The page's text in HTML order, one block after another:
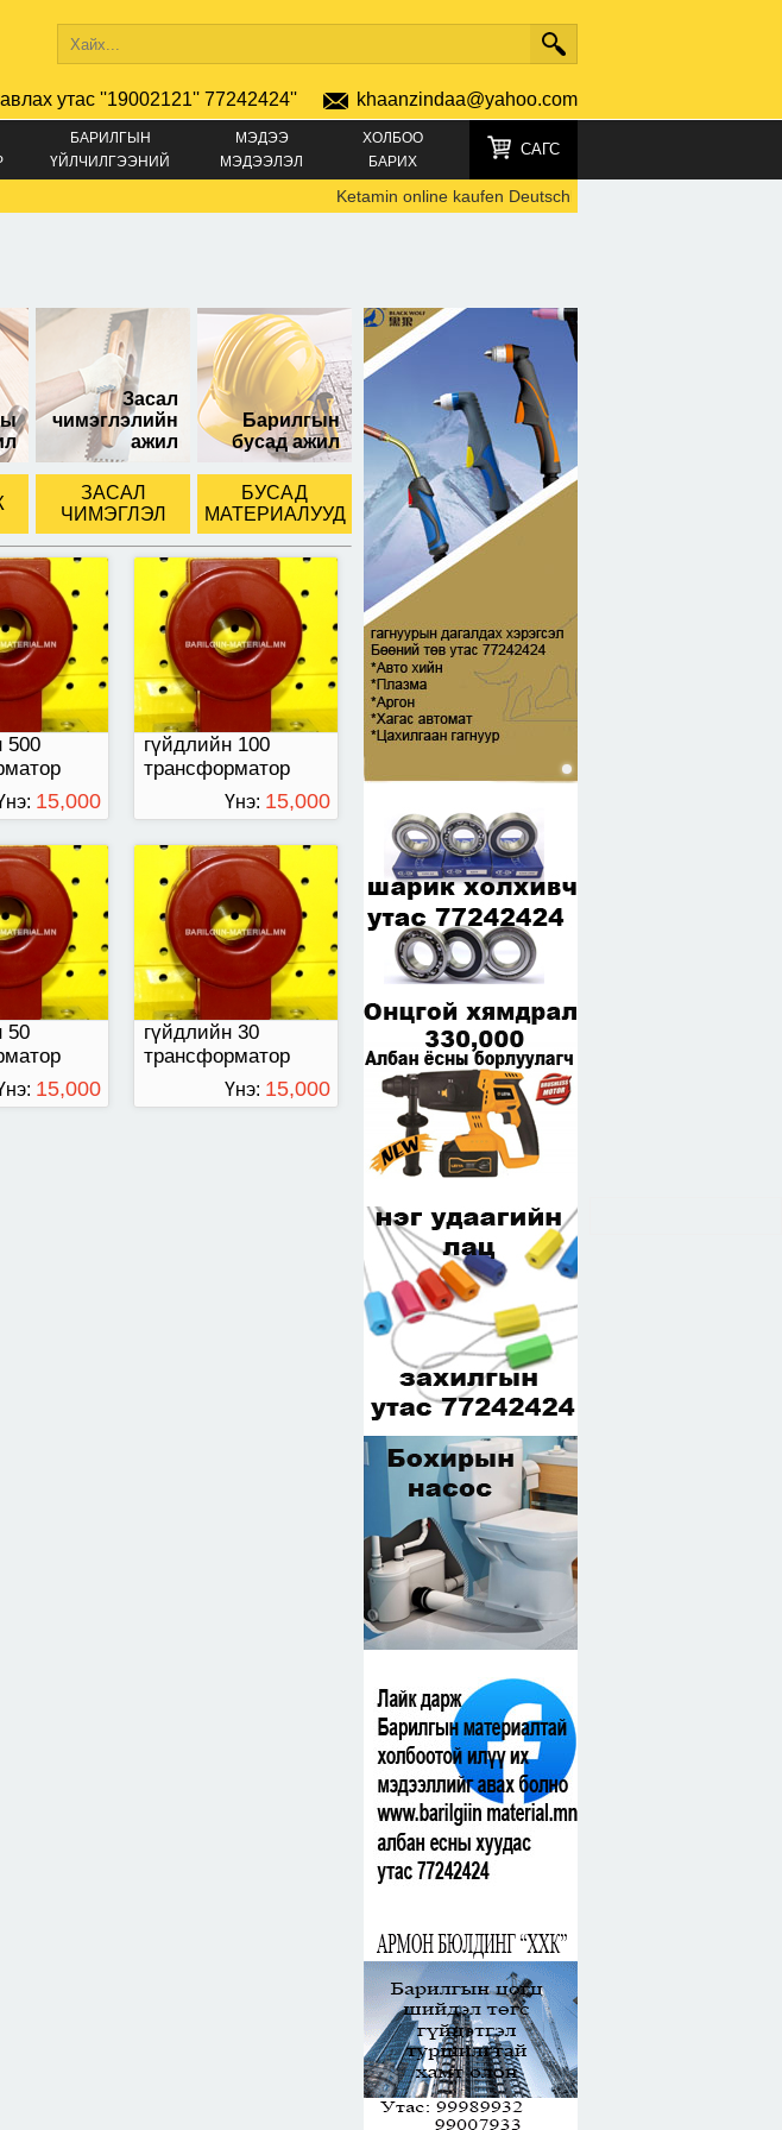
утас ''19002121'' 77242424'' khaanzindaa@yahoo.com
БАРИЛГЫН
ҮЙЛЧИЛГЭЭНИЙ
МЭДЭЭ
МЭДЭЭЛЭЛ
ХОЛБОО
БАРИХ
САГС
Ketamin online kaufen Deutschland TELEGRAMM
Засал
чимэглэлийн
ажил
Барилгын
бусад ажил
ЗАСАЛ
ЧИМЭГЛЭЛ
БУСАД
МАТЕРИАЛУУД
500
15,000
ТӨГРӨГ
гүйдлийн 100
трансформатор
гүйдлийн 100
трансформатор
Үнэ: 15,000
ТӨГРӨГ
50
15,000
гүйдлийн 30
трансформатор
гүйдлийн 30
трансформатор
Үнэ: 15,000